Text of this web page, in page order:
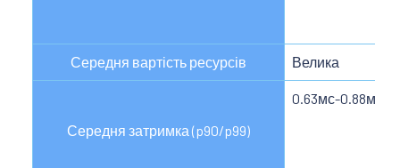
Середня вартість ресурсів Велика
Середня затримка (p90/p99)
0.63мс-0.88мс